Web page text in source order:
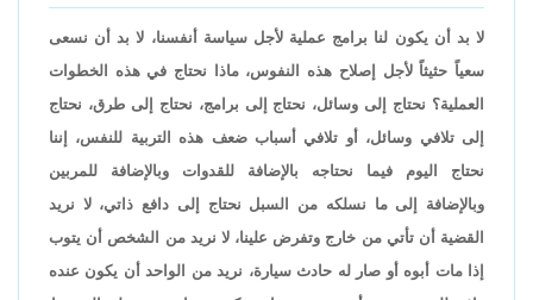
لا بد أن يكون لنا برامج عملية لأجل سياسة أنفسنا، لا بد أن نسعى
سعياً حثيثاً لأجل إصلاح هذه النفوس، ماذا نحتاج في هذه الخطوات
العملية؟ نحتاج إلى وسائل، نحتاج إلى برامج، نحتاج إلى طرق، نحتاج
إلى تلافي وسائل، أو تلافي أسباب ضعف هذه التربية للنفس، إننا
نحتاج اليوم فيما نحتاجه بالإضافة للقدوات وبالإضافة للمربين
وبالإضافة إلى ما نسلكه من السبل نحتاج إلى دافع ذاتي، لا نريد
القضية أن تأتي من خارج وتفرض علينا، لا نريد من الشخص أن يتوب
إذا مات أبوه أو صار له حادث سيارة، نريد من الواحد أن يكون عنده